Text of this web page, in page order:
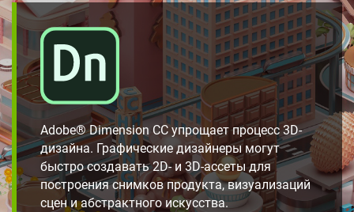
Adobe® Dimension CC упрощает процесс 3D-
дизайна. Графические дизайнеры могут
быстро создавать 2D- и 3D-ассеты для
построения снимков продукта, визуализаций
сцен и абстрактного искусства.